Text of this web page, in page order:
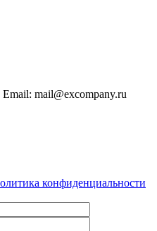
mail@excompany.ru
конфиденциальности